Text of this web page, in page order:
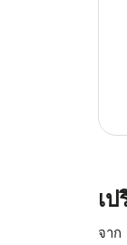
เ
จาก